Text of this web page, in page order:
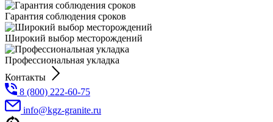
Гарантия соблюдения сроков
Широкий выбор месторождений
Профессиональная укладка
Контакты
8 (800) 222-60-75
info@kgz-granite.ru